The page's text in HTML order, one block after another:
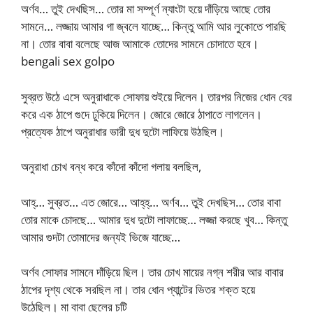
অর্ণব… তুই দেখছিস… তোর মা সম্পূর্ণ ন্যাংটা হয়ে দাঁড়িয়ে আছে তোর
সামনে… লজ্জায় আমার গা জ্বলে যাচ্ছে… কিন্তু আমি আর লুকোতে পারছি
না। তোর বাবা বলেছে আজ আমাকে তোদের সামনে চোদাতে হবে।
bengali sex golpo
সুব্রত উঠে এসে অনুরাধাকে সোফায় শুইয়ে দিলেন। তারপর নিজের ধোন বের
করে এক ঠাপে গুদে ঢুকিয়ে দিলেন। জোরে জোরে ঠাপাতে লাগলেন।
প্রত্যেক ঠাপে অনুরাধার ভারী দুধ দুটো লাফিয়ে উঠছিল।
অনুরাধা চোখ বন্ধ করে কাঁদো কাঁদো গলায় বলছিল,
আহ্‌… সুব্রত… এত জোরে… আহ্‌হ্‌… অর্ণব… তুই দেখছিস… তোর বাবা
তোর মাকে চোদছে… আমার দুধ দুটো লাফাচ্ছে… লজ্জা করছে খুব… কিন্তু
আমার গুদটা তোমাদের জন্যই ভিজে যাচ্ছে…
অর্ণব সোফার সামনে দাঁড়িয়ে ছিল। তার চোখ মায়ের নগ্ন শরীর আর বাবার
ঠাপের দৃশ্য থেকে সরছিল না। তার ধোন প্যান্টের ভিতর শক্ত হয়ে
উঠেছিল। মা বাবা ছেলের চটি